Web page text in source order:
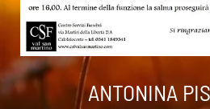
ANTONINA